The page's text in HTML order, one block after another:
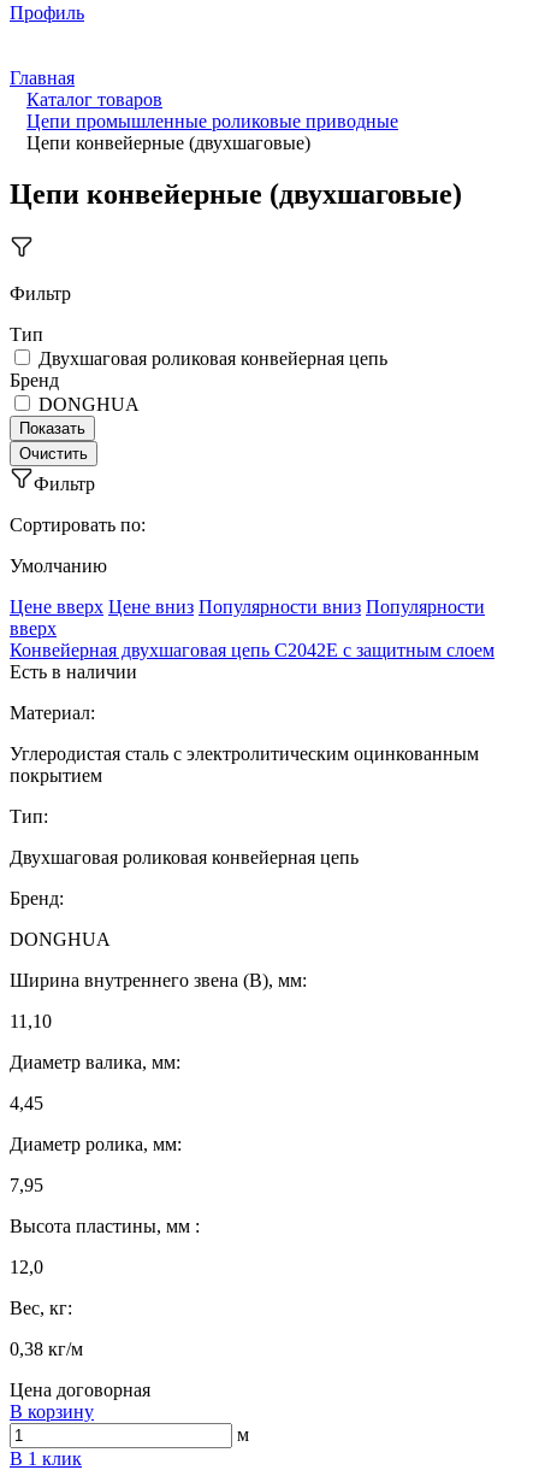
Профиль
Главная
Каталог товаров
Цепи промышленные роликовые приводные
Цепи конвейерные (двухшаговые)
Цепи конвейерные (двухшаговые)
Фильтр
Тип
Двухшаговая роликовая конвейерная цепь
Бренд
DONGHUA
Фильтр
Сортировать по:
Умолчанию
Ценe вверх Ценe вниз Популярности вниз Популярности
вверх
Конвейерная двухшаговая цепь C2042E с защитным слоем
Есть в наличии
Материал:
Углеродистая сталь с электролитическим оцинкованным
покрытием
Тип:
Двухшаговая роликовая конвейерная цепь
Бренд:
DONGHUA
Ширина внутреннего звена (B), мм:
11,10
Диаметр валика, мм:
4,45
Диаметр ролика, мм:
7,95
Высота пластины, мм :
12,0
Вес, кг:
0,38 кг/м
Цена договорная
В корзину
м
В 1 клик